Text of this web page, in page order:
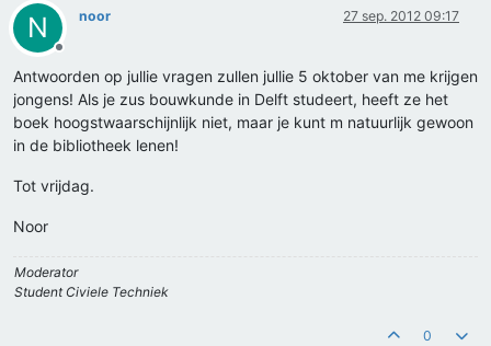
N
Offline
noor 27 sep. 2012 09:17
Antwoorden op jullie vragen zullen jullie 5 oktober van me krijgen
jongens! Als je zus bouwkunde in Delft studeert, heeft ze het
boek hoogstwaarschijnlijk niet, maar je kunt m natuurlijk gewoon
in de bibliotheek lenen!
Tot vrijdag.
Noor
Moderator
Student Civiele Techniek
0